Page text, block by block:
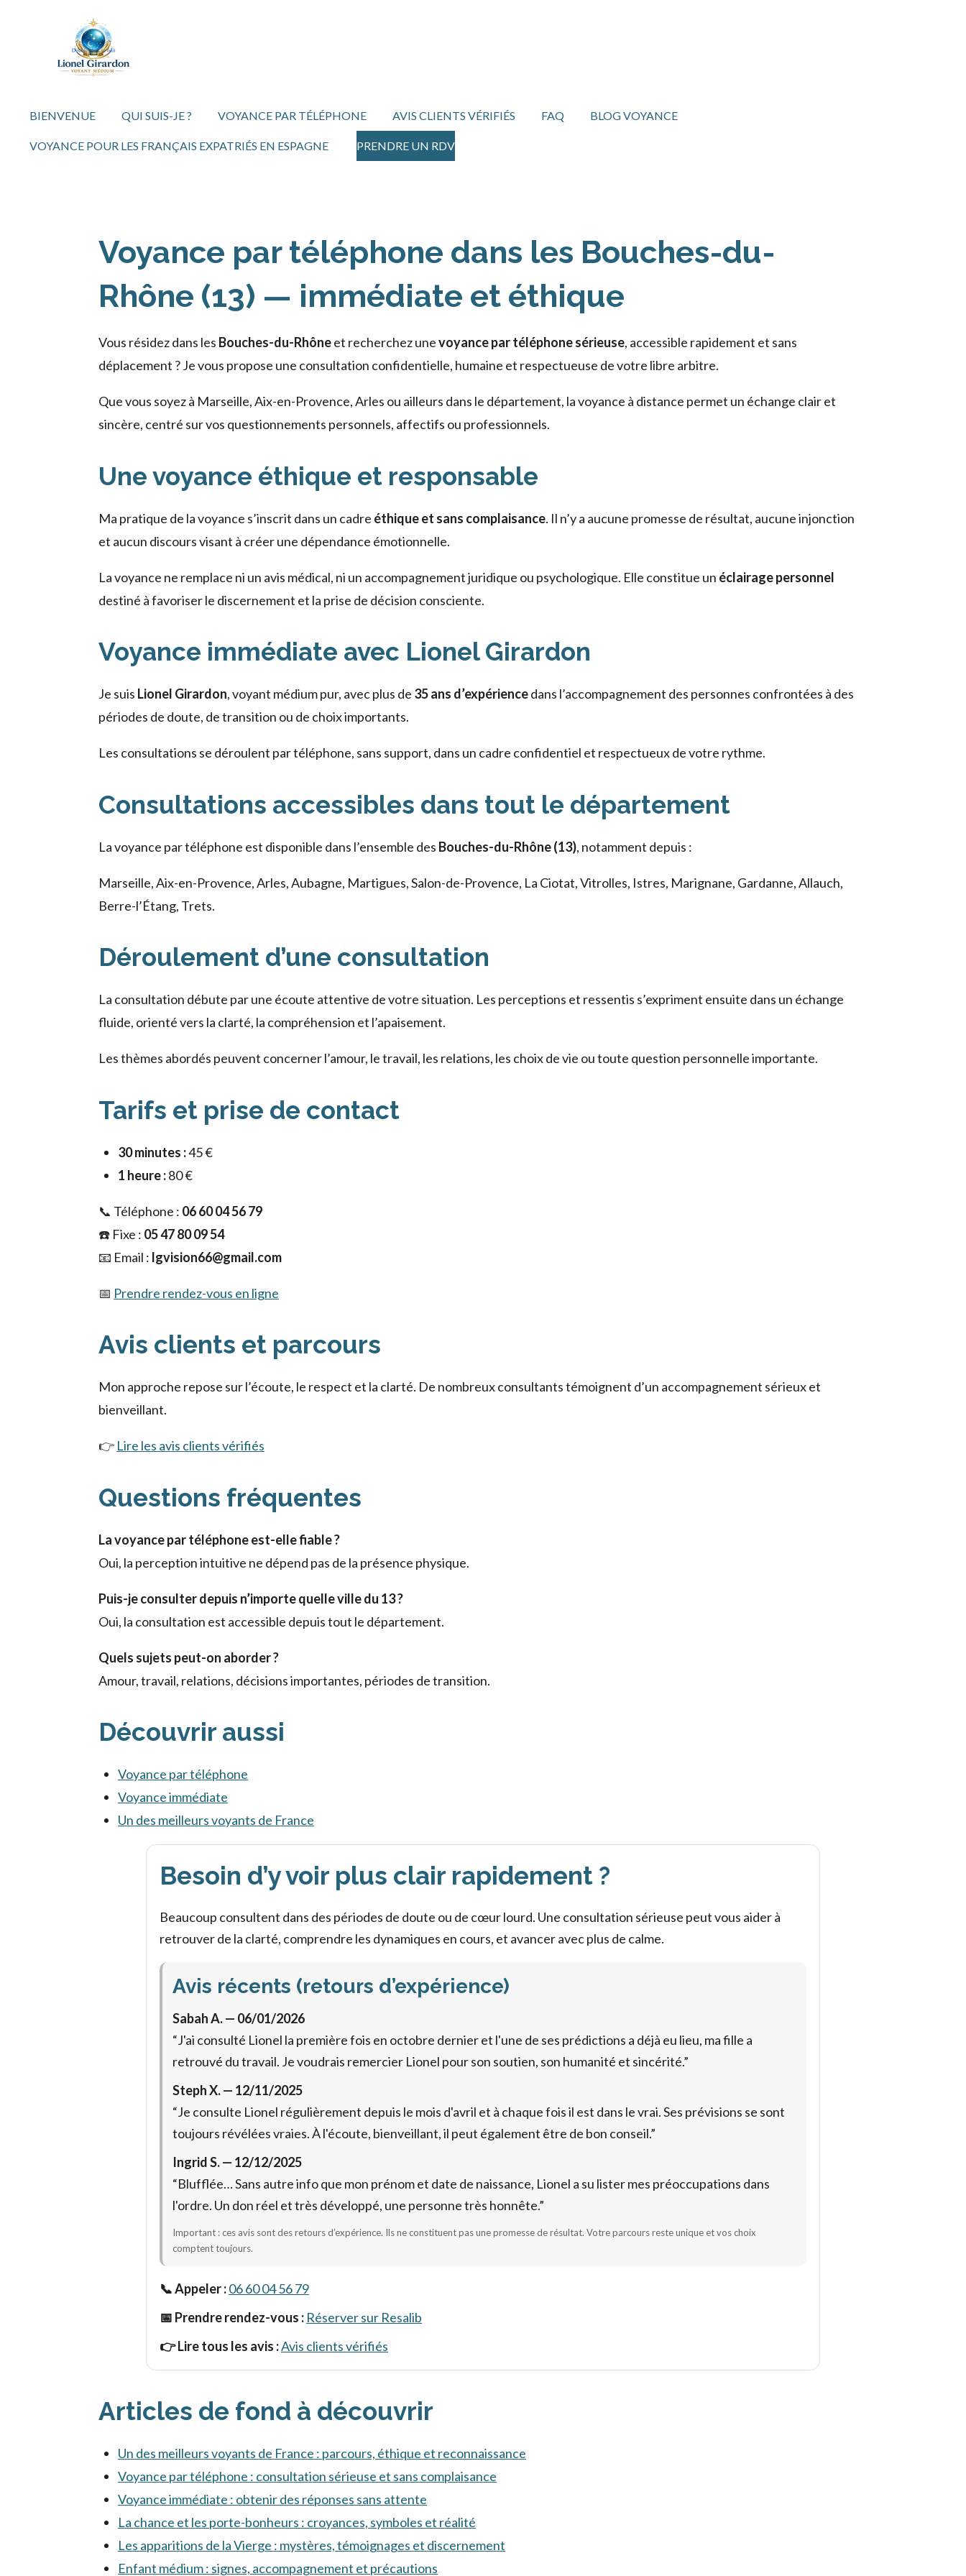
BIENVENUE QUI SUIS-JE ? VOYANCE PAR TÉLÉPHONE AVIS CLIENTS VÉRIFIÉS FAQ BLOG VOYANCE
VOYANCE POUR LES FRANÇAIS EXPATRIÉS EN ESPAGNE PRENDRE UN RDV
Voyance par téléphone dans les Bouches-du-
Rhône (13) — immédiate et éthique
Vous résidez dans les Bouches-du-Rhôneet recherchez unevoyance par téléphone sérieuse, accessible rapidement et sans
déplacement ? Je vous propose une consultation confidentielle, humaine et respectueuse de votre libre arbitre.
Que vous soyez à Marseille, Aix-en-Provence, Arles ou ailleurs dans le département, la voyance à distance permet un échange clair et
sincère, centré sur vos questionnements personnels, affectifs ou professionnels.
Une voyance éthique et responsable
Ma pratique de la voyance s’inscrit dans un cadre éthique et sans complaisance. Il n’y a aucune promesse de résultat, aucune injonction
et aucun discours visant à créer une dépendance émotionnelle.
La voyance ne remplace ni un avis médical, ni un accompagnement juridique ou psychologique. Elle constitue un éclairage personnel
destiné à favoriser le discernement et la prise de décision consciente.
Voyance immédiate avec Lionel Girardon
Je suis Lionel Girardon, voyant médium pur, avec plus de 35 ans d’expériencedans l’accompagnement des personnes confrontées à des
périodes de doute, de transition ou de choix importants.
Les consultations se déroulent par téléphone, sans support, dans un cadre confidentiel et respectueux de votre rythme.
Consultations accessibles dans tout le département
La voyance par téléphone est disponible dans l’ensemble des Bouches-du-Rhône (13), notamment depuis :
Marseille, Aix-en-Provence, Arles, Aubagne, Martigues, Salon-de-Provence, La Ciotat, Vitrolles, Istres, Marignane, Gardanne, Allauch,
Berre-l’Étang, Trets.
Déroulement d’une consultation
La consultation débute par une écoute attentive de votre situation. Les perceptions et ressentis s’expriment ensuite dans un échange
fluide, orienté vers la clarté, la compréhension et l’apaisement.
Les thèmes abordés peuvent concerner l’amour, le travail, les relations, les choix de vie ou toute question personnelle importante.
Tarifs et prise de contact
30 minutes :45 €
1 heure :80 €
📞 Téléphone : 06 60 04 56 79
☎️ Fixe : 05 47 80 09 54
📧 Email : lgvision66@gmail.com
📅 Prendre rendez-vous en ligne
Avis clients et parcours
Mon approche repose sur l’écoute, le respect et la clarté. De nombreux consultants témoignent d’un accompagnement sérieux et
bienveillant.
👉 Lire les avis clients vérifiés
Questions fréquentes
La voyance par téléphone est-elle fiable ?
Oui, la perception intuitive ne dépend pas de la présence physique.
Puis-je consulter depuis n’importe quelle ville du 13 ?
Oui, la consultation est accessible depuis tout le département.
Quels sujets peut-on aborder ?
Amour, travail, relations, décisions importantes, périodes de transition.
Découvrir aussi
Voyance par téléphone
Voyance immédiate
Un des meilleurs voyants de France
Besoin d’y voir plus clair rapidement ?
Beaucoup consultent dans des périodes de doute ou de cœur lourd. Une consultation sérieuse peut vous aider à
retrouver de la clarté, comprendre les dynamiques en cours, et avancer avec plus de calme.
Avis récents (retours d’expérience)
Sabah A. — 06/01/2026
“J'ai consulté Lionel la première fois en octobre dernier et l'une de ses prédictions a déjà eu lieu, ma fille a
retrouvé du travail. Je voudrais remercier Lionel pour son soutien, son humanité et sincérité.”
Steph X. — 12/11/2025
“Je consulte Lionel régulièrement depuis le mois d'avril et à chaque fois il est dans le vrai. Ses prévisions se sont
toujours révélées vraies. À l'écoute, bienveillant, il peut également être de bon conseil.”
Ingrid S. — 12/12/2025
“Blufflée… Sans autre info que mon prénom et date de naissance, Lionel a su lister mes préoccupations dans
l'ordre. Un don réel et très développé, une personne très honnête.”
Important : ces avis sont des retours d’expérience. Ils ne constituent pas une promesse de résultat. Votre parcours reste unique et vos choix
comptent toujours.
📞 Appeler :06 60 04 56 79
📅 Prendre rendez-vous : Réserver sur Resalib
👉 Lire tous les avis :Avis clients vérifiés
Articles de fond à découvrir
Un des meilleurs voyants de France : parcours, éthique et reconnaissance
Voyance par téléphone : consultation sérieuse et sans complaisance
Voyance immédiate : obtenir des réponses sans attente
La chance et les porte-bonheurs : croyances, symboles et réalité
Les apparitions de la Vierge : mystères, témoignages et discernement
Enfant médium : signes, accompagnement et précautions